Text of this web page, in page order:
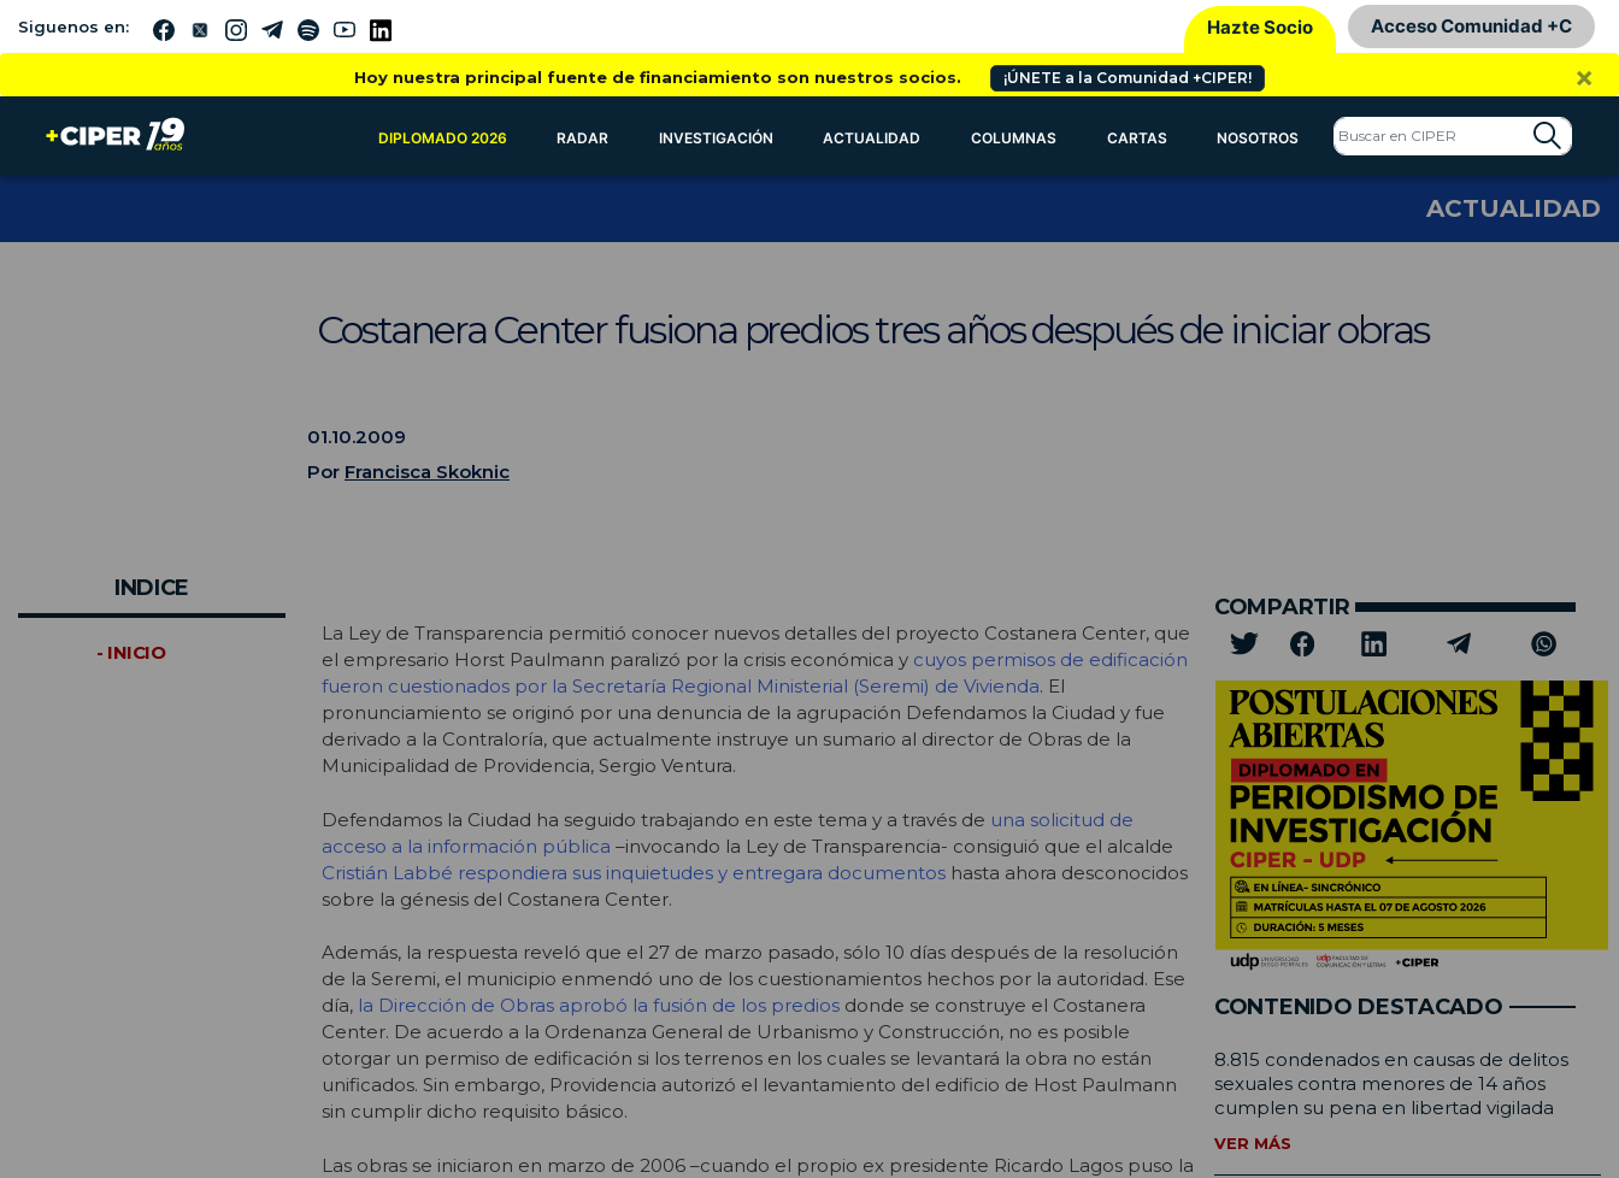
Siguenos en: Hazte Socio Acceso Comunidad +C
Hoy nuestra principal fuente de financiamiento son nuestros socios. ¡ÚNETE a la Comunidad +CIPER! ×
DIPLOMADO 2026 RADAR INVESTIGACIÓN ACTUALIDAD COLUMNAS CARTAS NOSOTROS
ACTUALIDAD
Costanera Center fusiona predios tres años después de iniciar obras
01.10.2009
Por Francisca Skoknic
INDICE
- INICIO
La Ley de Transparencia permitió conocer nuevos detalles del proyecto Costanera Center, que
el empresario Horst Paulmann paralizó por la crisis económica y cuyos permisos de edificación
fueron cuestionados por la Secretaría Regional Ministerial (Seremi) de Vivienda. El
pronunciamiento se originó por una denuncia de la agrupación Defendamos la Ciudad y fue
derivado a la Contraloría, que actualmente instruye un sumario al director de Obras de la
Municipalidad de Providencia, Sergio Ventura.
Defendamos la Ciudad ha seguido trabajando en este tema y a través de una solicitud de
acceso a la información pública –invocando la Ley de Transparencia- consiguió que el alcalde
Cristián Labbé respondiera sus inquietudes y entregara documentos hasta ahora desconocidos
sobre la génesis del Costanera Center.
Además, la respuesta reveló que el 27 de marzo pasado, sólo 10 días después de la resolución
de la Seremi, el municipio enmendó uno de los cuestionamientos hechos por la autoridad. Ese
día, la Dirección de Obras aprobó la fusión de los predios donde se construye el Costanera
Center. De acuerdo a la Ordenanza General de Urbanismo y Construcción, no es posible
otorgar un permiso de edificación si los terrenos en los cuales se levantará la obra no están
unificados. Sin embargo, Providencia autorizó el levantamiento del edificio de Host Paulmann
sin cumplir dicho requisito básico.
Las obras se iniciaron en marzo de 2006 –cuando el propio ex presidente Ricardo Lagos puso la
COMPARTIR
CONTENIDO DESTACADO
8.815 condenados en causas de delitos
sexuales contra menores de 14 años
cumplen su pena en libertad vigilada
VER MÁS